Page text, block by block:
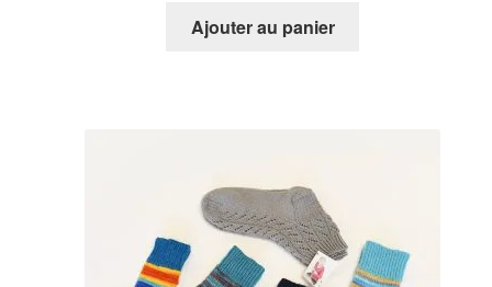
Ajouter au panier